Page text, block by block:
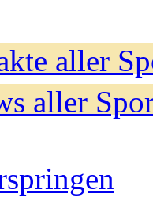
aller
aller